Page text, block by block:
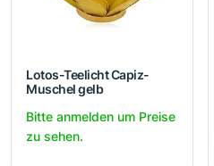
Lotos-Teelicht Capiz-
Muschel gelb
Bitte anmelden um Preise
zu sehen.